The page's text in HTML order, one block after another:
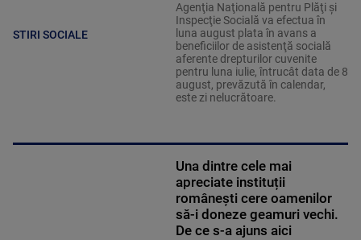
STIRI SOCIALE
Agenţia Naţională pentru Plăţi şi
Inspecţie Socială va efectua în
luna august plata în avans a
beneficiilor de asistenţă socială
aferente drepturilor cuvenite
pentru luna iulie, întrucât data de 8
august, prevăzută în calendar,
este zi nelucrătoare.
Una dintre cele mai
apreciate instituții
românești cere oamenilor
să-i doneze geamuri vechi.
De ce s-a ajuns aici